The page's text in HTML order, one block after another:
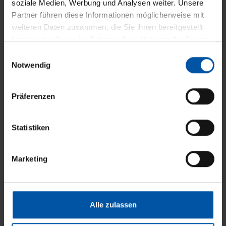
soziale Medien, Werbung und Analysen weiter. Unsere
Partner führen diese Informationen möglicherweise mit
weiteren Daten zusammen, die Sie ihnen bereitgestellt
Notwendig
Präferenzen
Statistiken
Marketing
Alle zulassen
Gastro Markisen B2B